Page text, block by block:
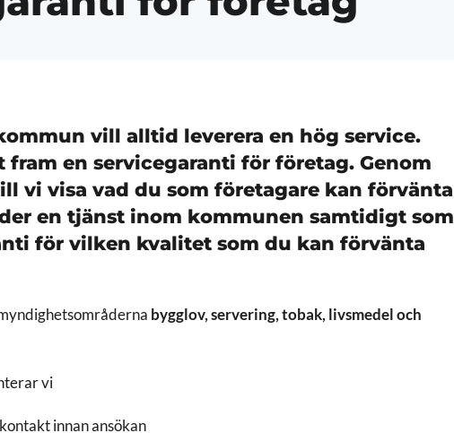
vill alltid leverera en hög service.
fram en servicegaranti för företag. Genom
vi visa vad du som företagare kan förvänta
en tjänst inom kommunen samtidigt som
för vilken kvalitet som du kan förvänta
bygglov, servering, tobak, livsmedel och
vi
innan ansökan